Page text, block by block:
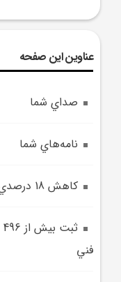
عناوین این صفحه
صداي شما
نامه‌هاي شما
کاهش 18 درصدي جرائم خشن در تهران
فني